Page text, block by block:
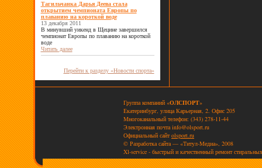
Тагильчанка Дарья Деева стала
открытием чемпионата Европы по
плаванию на короткой воде
13 декабря 2011
В минувший уикенд в Щецине завершился
чемпионат Европы по плаванию на короткой
воде
Читать далее
Перейти к разделу «Новости спорта»
Группа компаний «ОЛСПОРТ»
Екатеринбург, улица Карьерная, 2. Офис 205
Многоканальный телефон: (343) 278-11-44
Электронная почта info@olsport.ru
Официальный сайтolsport.ru
© Разработка сайта — «Титул-Медиа», 2008
Xl-service - быстрый и качественный ремонт